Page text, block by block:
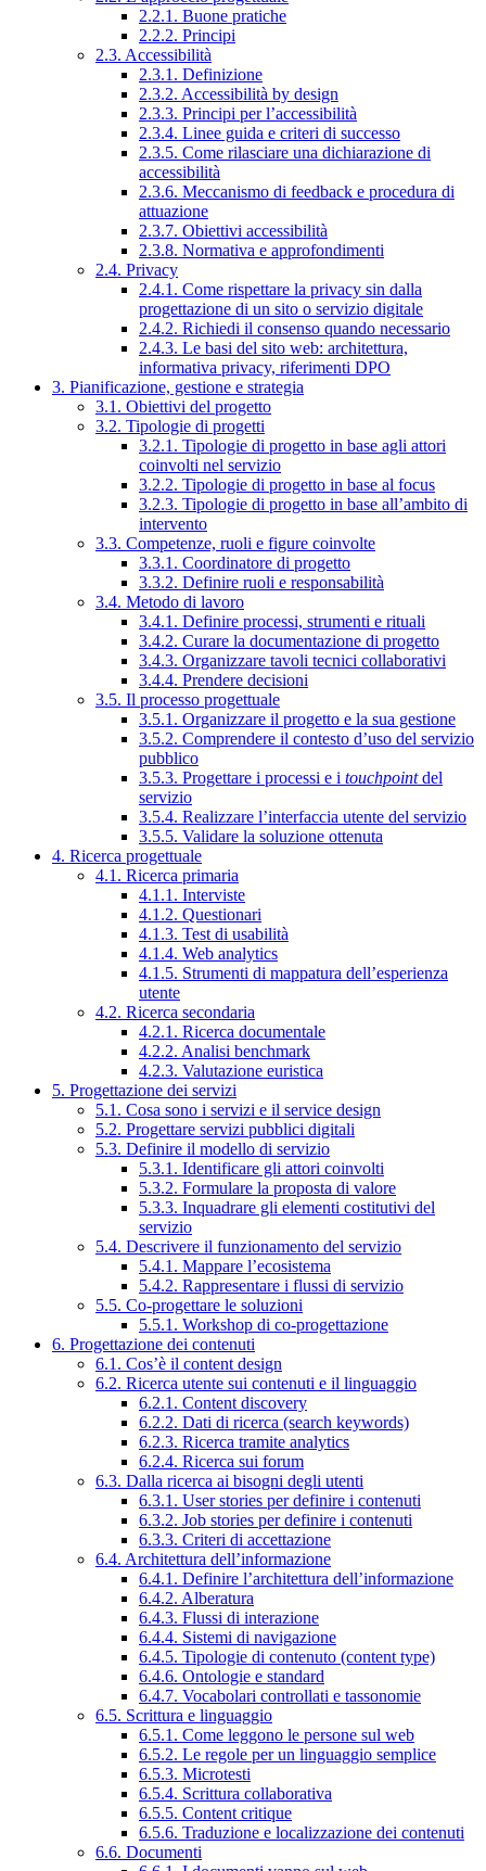
2.2.1. Buone pratiche
2.2.2. Principi
2.3. Accessibilità
2.3.1. Definizione
2.3.2. Accessibilità by design
2.3.3. Principi per l’accessibilità
2.3.4. Linee guida e criteri di successo
2.3.5. Come rilasciare una dichiarazione di
accessibilità
2.3.6. Meccanismo di feedback e procedura di
attuazione
2.3.7. Obiettivi accessibilità
2.3.8. Normativa e approfondimenti
2.4. Privacy
2.4.1. Come rispettare la privacy sin dalla
progettazione di un sito o servizio digitale
2.4.2. Richiedi il consenso quando necessario
2.4.3. Le basi del sito web: architettura,
informativa privacy, riferimenti DPO
3. Pianificazione, gestione e strategia
3.1. Obiettivi del progetto
3.2. Tipologie di progetti
3.2.1. Tipologie di progetto in base agli attori
coinvolti nel servizio
3.2.2. Tipologie di progetto in base al focus
3.2.3. Tipologie di progetto in base all’ambito di
intervento
3.3. Competenze, ruoli e figure coinvolte
3.3.1. Coordinatore di progetto
3.3.2. Definire ruoli e responsabilità
3.4. Metodo di lavoro
3.4.1. Definire processi, strumenti e rituali
3.4.2. Curare la documentazione di progetto
3.4.3. Organizzare tavoli tecnici collaborativi
3.4.4. Prendere decisioni
3.5. Il processo progettuale
3.5.1. Organizzare il progetto e la sua gestione
3.5.2. Comprendere il contesto d’uso del servizio
pubblico
3.5.3. Progettare i processi e i touchpointdel
servizio
3.5.4. Realizzare l’interfaccia utente del servizio
3.5.5. Validare la soluzione ottenuta
4. Ricerca progettuale
4.1. Ricerca primaria
4.1.1. Interviste
4.1.2. Questionari
4.1.3. Test di usabilità
4.1.4. Web analytics
4.1.5. Strumenti di mappatura dell’esperienza
utente
4.2. Ricerca secondaria
4.2.1. Ricerca documentale
4.2.2. Analisi benchmark
4.2.3. Valutazione euristica
5. Progettazione dei servizi
5.1. Cosa sono i servizi e il service design
5.2. Progettare servizi pubblici digitali
5.3. Definire il modello di servizio
5.3.1. Identificare gli attori coinvolti
5.3.2. Formulare la proposta di valore
5.3.3. Inquadrare gli elementi costitutivi del
servizio
5.4. Descrivere il funzionamento del servizio
5.4.1. Mappare l’ecosistema
5.4.2. Rappresentare i flussi di servizio
5.5. Co-progettare le soluzioni
5.5.1. Workshop di co-progettazione
6. Progettazione dei contenuti
6.1. Cos’è il content design
6.2. Ricerca utente sui contenuti e il linguaggio
6.2.1. Content discovery
6.2.2. Dati di ricerca (search keywords)
6.2.3. Ricerca tramite analytics
6.2.4. Ricerca sui forum
6.3. Dalla ricerca ai bisogni degli utenti
6.3.1. User stories per definire i contenuti
6.3.2. Job stories per definire i contenuti
6.3.3. Criteri di accettazione
6.4. Architettura dell’informazione
6.4.1. Definire l’architettura dell’informazione
6.4.2. Alberatura
6.4.3. Flussi di interazione
6.4.4. Sistemi di navigazione
6.4.5. Tipologie di contenuto (content type)
6.4.6. Ontologie e standard
6.4.7. Vocabolari controllati e tassonomie
6.5. Scrittura e linguaggio
6.5.1. Come leggono le persone sul web
6.5.2. Le regole per un linguaggio semplice
6.5.3. Microtesti
6.5.4. Scrittura collaborativa
6.5.5. Content critique
6.5.6. Traduzione e localizzazione dei contenuti
6.6. Documenti